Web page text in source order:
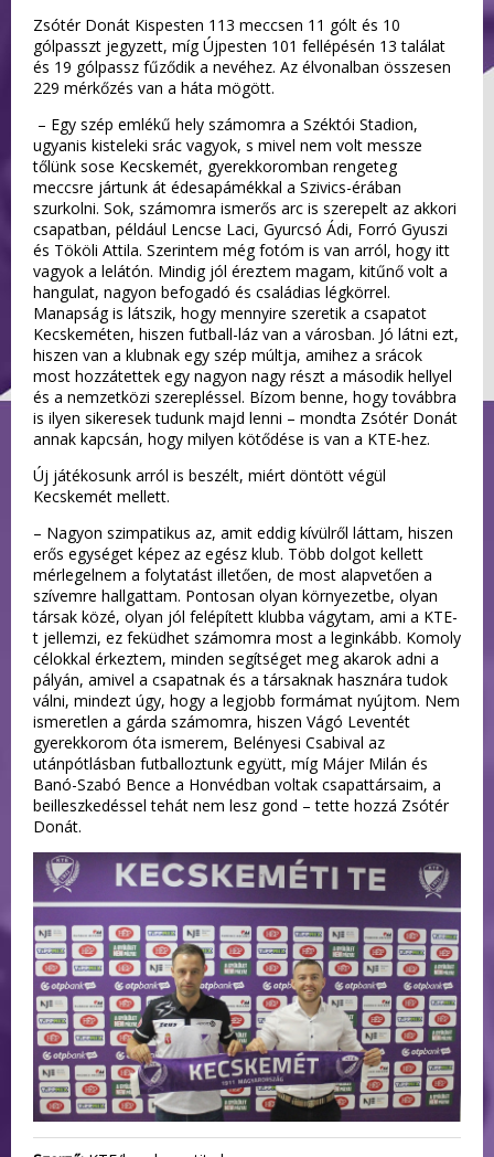
Zsótér Donát Kispesten 113 meccsen 11 gólt és 10
gólpasszt jegyzett, míg Újpesten 101 fellépésén 13 találat
és 19 gólpassz fűződik a nevéhez. Az élvonalban összesen
229 mérkőzés van a háta mögött.
– Egy szép emlékű hely számomra a Széktói Stadion,
ugyanis kisteleki srác vagyok, s mivel nem volt messze
tőlünk sose Kecskemét, gyerekkoromban rengeteg
meccsre jártunk át édesapámékkal a Szivics-érában
szurkolni. Sok, számomra ismerős arc is szerepelt az akkori
csapatban, például Lencse Laci, Gyurcsó Ádi, Forró Gyuszi
és Tököli Attila. Szerintem még fotóm is van arról, hogy itt
vagyok a lelátón. Mindig jól éreztem magam, kitűnő volt a
hangulat, nagyon befogadó és családias légkörrel.
Manapság is látszik, hogy mennyire szeretik a csapatot
Kecskeméten, hiszen futball-láz van a városban. Jó látni ezt,
hiszen van a klubnak egy szép múltja, amihez a srácok
most hozzátettek egy nagyon nagy részt a második hellyel
és a nemzetközi szerepléssel. Bízom benne, hogy továbbra
is ilyen sikeresek tudunk majd lenni – mondta Zsótér Donát
annak kapcsán, hogy milyen kötődése is van a KTE-hez.
Új játékosunk arról is beszélt, miért döntött végül
Kecskemét mellett.
– Nagyon szimpatikus az, amit eddig kívülről láttam, hiszen
erős egységet képez az egész klub. Több dolgot kellett
mérlegelnem a folytatást illetően, de most alapvetően a
szívemre hallgattam. Pontosan olyan környezetbe, olyan
társak közé, olyan jól felépített klubba vágytam, ami a KTE-
t jellemzi, ez feküdhet számomra most a leginkább. Komoly
célokkal érkeztem, minden segítséget meg akarok adni a
pályán, amivel a csapatnak és a társaknak hasznára tudok
válni, mindezt úgy, hogy a legjobb formámat nyújtom. Nem
ismeretlen a gárda számomra, hiszen Vágó Leventét
gyerekkorom óta ismerem, Belényesi Csabival az
utánpótlásban futballoztunk együtt, míg Májer Milán és
Banó-Szabó Bence a Honvédban voltak csapattársaim, a
beilleszkedéssel tehát nem lesz gond – tette hozzá Zsótér
Donát.